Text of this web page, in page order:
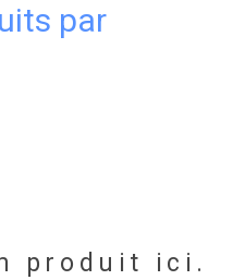
par
produit ici.